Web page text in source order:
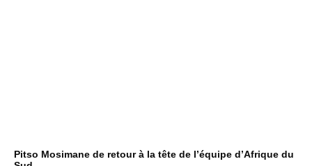
Pitso Mosimane de retour à la tête de l’équipe d’Afrique du